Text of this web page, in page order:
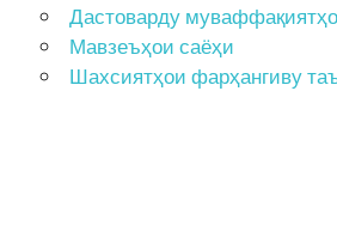
Дастоварду муваффақиятҳо
Мавзеъҳои саёҳи
Шахсиятҳои фарҳангиву